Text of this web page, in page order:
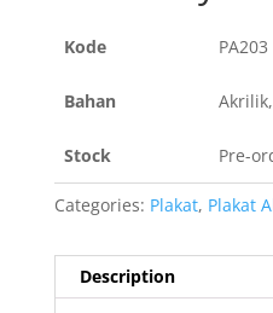
Kode PA203
Bahan
Stock Pre-
Categories: Plakat, Plakat
Description